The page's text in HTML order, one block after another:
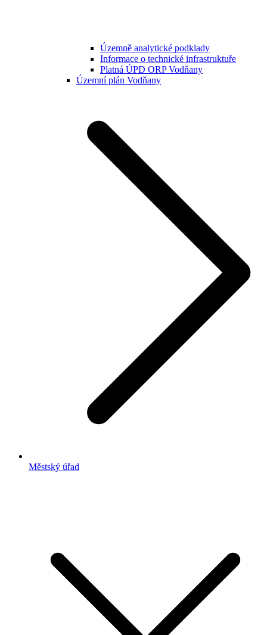
Územně analytické podklady
Informace o technické infrastruktuře
Platná ÚPD ORP Vodňany
Územní plán Vodňany
Městský úřad